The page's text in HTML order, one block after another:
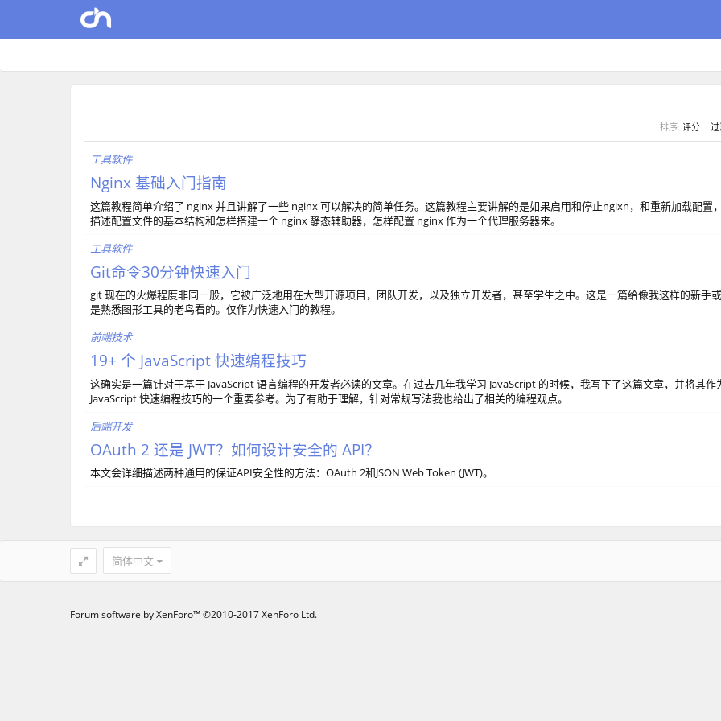
排序: 评分
工具软件
Nginx 基础入门指南
这篇教程简单介绍了 nginx 并且讲解了一些 nginx 可以解决的简单任务。这篇教程主要讲解的是如果启用和停止ngixn，和重新加载配置
描述配置文件的基本结构和怎样搭建一个 nginx 静态辅助器，怎样配置 nginx 作为一个代理服务器来。
工具软件
Git命令30分钟快速入门
git 现在的火爆程度非同一般，它被广泛地用在大型开源项目，团队开发，以及独立开发者，甚至学生之中。这是一篇给像我这样的新手
是熟悉图形工具的老鸟看的。仅作为快速入门的教程。
前端技术
19+ 个 JavaScript 快速编程技巧
这确实是一篇针对于基于 JavaScript 语言编程的开发者必读的文章。在过去几年我学习 JavaScript 的时候，我写下了这篇文章，并将其作
JavaScript 快速编程技巧的一个重要参考。为了有助于理解，针对常规写法我也给出了相关的编程观点。
后端开发
OAuth 2 还是 JWT？如何设计安全的 API？
本文会详细描述两种通用的保证API安全性的方法：OAuth 2和JSON Web Token (JWT)。
简体中文
Forum software by XenForo™©2010-2017 XenForo Ltd.